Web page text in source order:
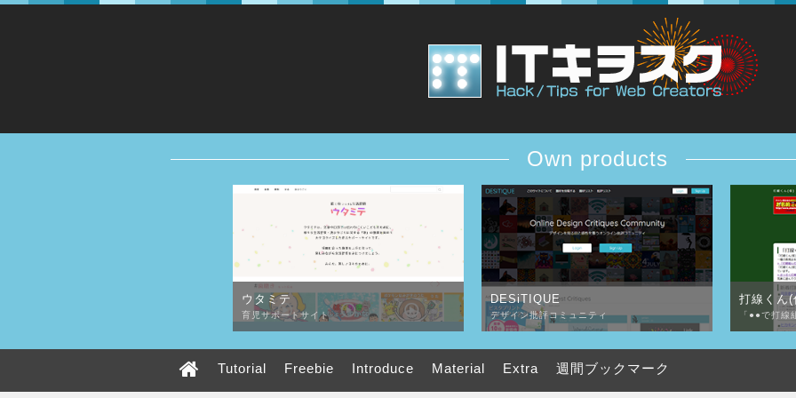
Own products
ウタミテ
育児サポートサイト
DESiTIQUE
デザイン批評コミュニティ
打線くん(
「●●で打線
Tutorial Freebie Introduce Material Extra 週間ブックマーク